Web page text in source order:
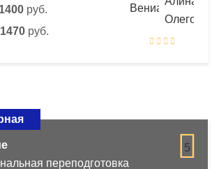
1400 руб.
1470 руб.
5
переподготовка